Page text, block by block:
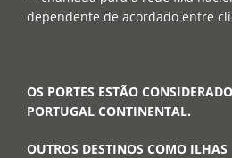
dependente de acordado entre
OS PORTES ESTÃO
PORTUGAL CONTINENTAL.
OUTROS DESTINOS COMO